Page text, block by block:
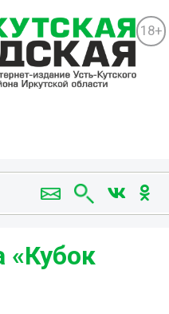
18+
«Кубок